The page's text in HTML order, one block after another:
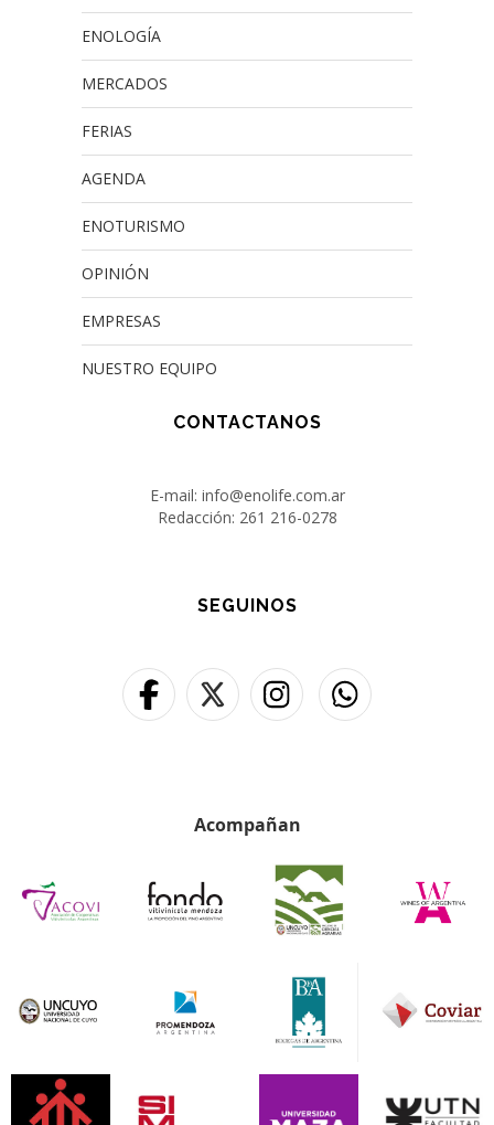
ENOLOGÍA
MERCADOS
FERIAS
AGENDA
ENOTURISMO
OPINIÓN
EMPRESAS
NUESTRO EQUIPO
CONTACTANOS
E-mail: info@enolife.com.ar
Redacción: 261 216-0278
SEGUINOS
Acompañan